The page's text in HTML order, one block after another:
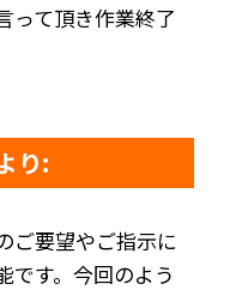
って頂き作業終了
り:
ご要望やご指示に
です。今回のよう